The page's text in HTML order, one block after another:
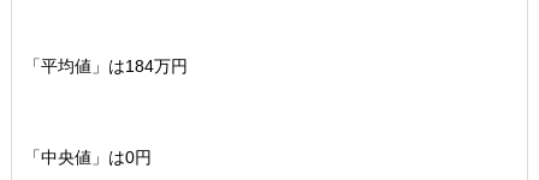
「平均値」は184万円
「中央値」は0円